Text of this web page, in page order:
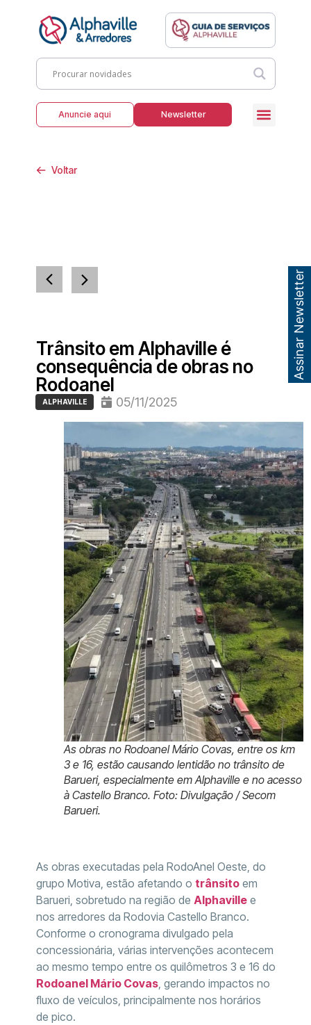
Anuncie aqui Newsletter
Voltar
Trânsito em Alphaville é
consequência de obras no
Rodoanel
ALPHAVILLE 05/11/2025
As obras no Rodoanel Mário Covas, entre os km
3 e 16, estão causando lentidão no trânsito de
Barueri, especialmente em Alphaville e no acesso
à Castello Branco. Foto: Divulgação / Secom
Barueri.
As obras executadas pela RodoAnel Oeste, do
grupo Motiva, estão afetando o trânsito em
Barueri, sobretudo na região de Alphaville e
nos arredores da Rodovia Castello Branco.
Conforme o cronograma divulgado pela
concessionária, várias intervenções acontecem
ao mesmo tempo entre os quilômetros 3 e 16 do
Rodoanel Mário Covas, gerando impactos no
fluxo de veículos, principalmente nos horários
de pico.
Assinar Newsletter